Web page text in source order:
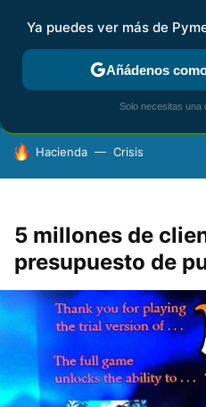
FISCALIDAD Y CONTABILIDAD
HOY SE HABLA DE
Hacienda Crisis
5 millones de
presupuesto de
Ya puedes ver más de
Añádenos
Solo necesitas una